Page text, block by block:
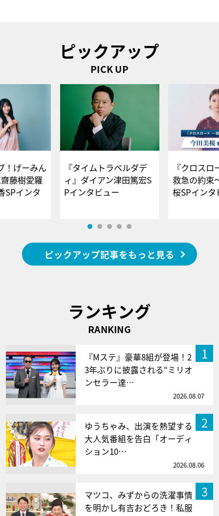
ピックアップ
PICK UP
！げーみん
藤樹愛羅
SPインタ
『タイムトラベルダデ
ィ』ダイアン津田篤宏S
Pインタビュー
『クロス
救急の約束
桜SPイ
ピックアップ記事をもっと見る
ランキング
RANKING
1
『Mステ』豪華8組が登場！2
3年ぶりに披露される“ミリオ
ンセラー達…
2026.08.07
2
ゆうちゃみ、出演を熱望する
大人気番組を告白「オーディ
ション10…
2026.08.06
3
マツコ、みずからの洗濯事情
を明かし有吉おどろき！私服